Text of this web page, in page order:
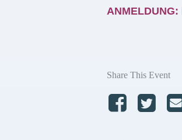
ANMELDUNG:
Share This Event